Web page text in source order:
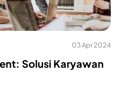
03 Apr 2024
Solusi Karyawan